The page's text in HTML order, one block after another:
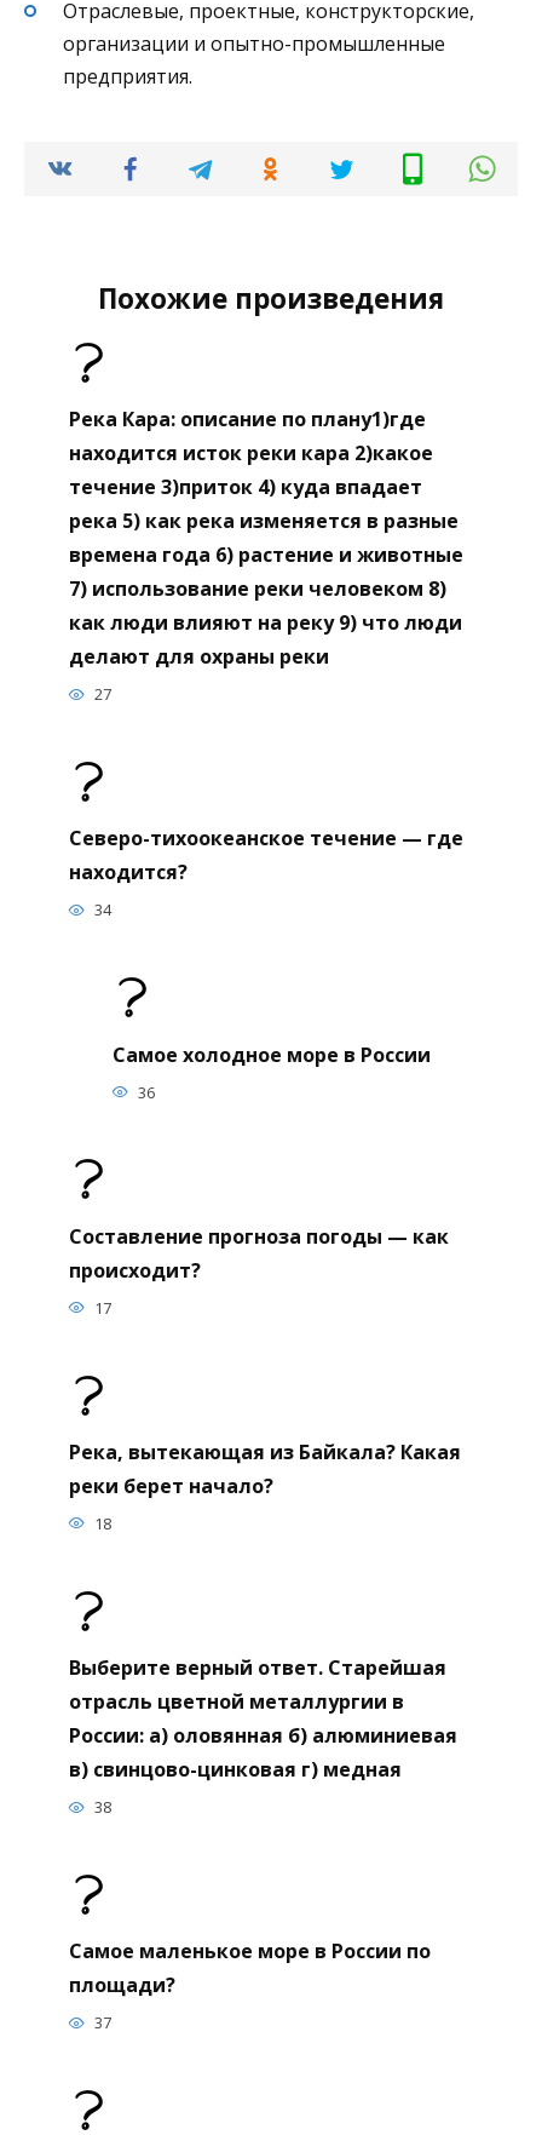
Отраслевые, проектные, конструкторские,
организации и опытно-промышленные
предприятия.
Похожие произведения
Река Кара: описание по плану1)где
находится исток реки кара 2)какое
течение 3)приток 4) куда впадает
река 5) как река изменяется в разные
времена года 6) растение и животные
7) использование реки человеком 8)
как люди влияют на реку 9) что люди
делают для охраны реки
27
Северо-тихоокеанское течение — где
находится?
34
Самое холодное море в России
36
Составление прогноза погоды — как
происходит?
17
Река, вытекающая из Байкала? Какая
реки берет начало?
18
Выберите верный ответ. Старейшая
отрасль цветной металлургии в
России: а) оловянная б) алюминиевая
в) свинцово-цинковая г) медная
38
Самое маленькое море в России по
площади?
37